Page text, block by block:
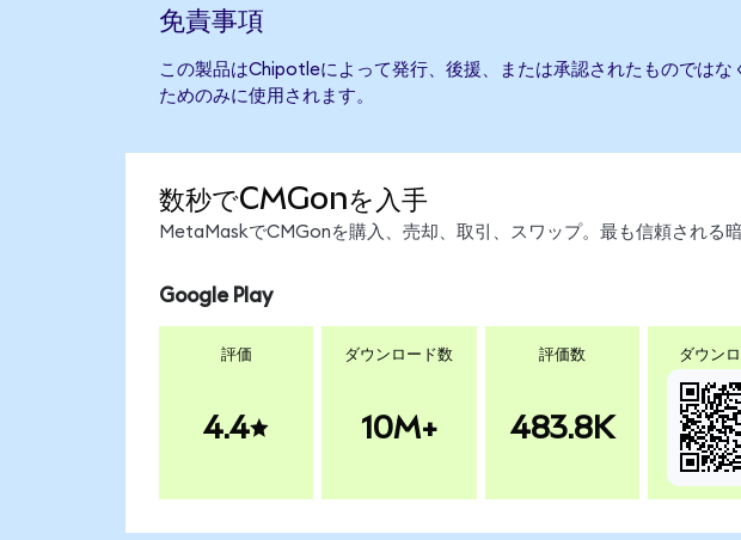
免責事項
この製品はChipotleによって発行、後援、または承認されたものでは
ためのみに使用されます。
数秒でCMGonを入手
MetaMaskでCMGonを購入、売却、取引、スワップ。最も信頼される
Google Play
評価
4.4
ダウンロード数
10M+
評価数
483.8K
ダウン